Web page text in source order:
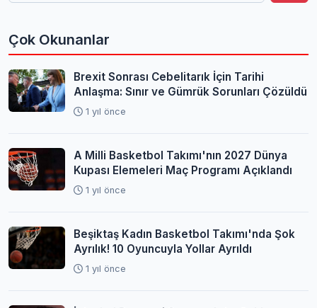
Çok Okunanlar
Brexit Sonrası Cebelitarık İçin Tarihi
Anlaşma: Sınır ve Gümrük Sorunları Çözüldü
1 yıl önce
A Milli Basketbol Takımı'nın 2027 Dünya
Kupası Elemeleri Maç Programı Açıklandı
1 yıl önce
Beşiktaş Kadın Basketbol Takımı'nda Şok
Ayrılık! 10 Oyuncuyla Yollar Ayrıldı
1 yıl önce